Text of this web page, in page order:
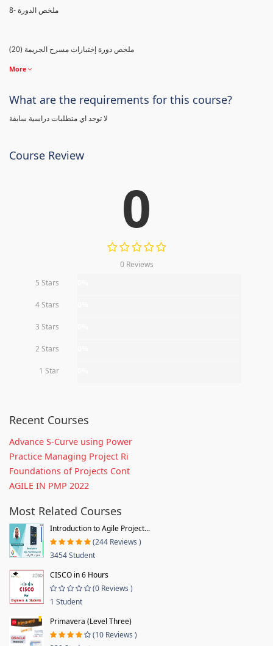
8- ملخص الدورة
(20) ملخص دورة إختبارات مسرح الجريمة
More
What are the requirements for this course?
لا توجد اي متطلبات دراسية سابقة
Course Review
0
0 Reviews
5 Stars
4 Stars
3 Stars
2 Stars
1 Star
Recent Courses
Advance S-Curve using Power
Practice Managing Project Ri
Foundations of Projects Cont
AGILE IN PMP 2022
Most Related Courses
Introduction to Agile Project...
(244 Reviews )
3454 Student
CISCO in 6 Hours
(0 Reviews )
1 Student
Primavera (Level Three)
(10 Reviews )